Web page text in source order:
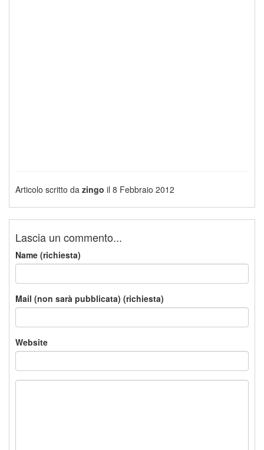
Articolo scritto da zingo il 8 Febbraio 2012
Lascia un commento...
Name (richiesta)
Mail (non sarà pubblicata) (richiesta)
Website